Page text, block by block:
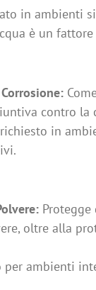
in ambienti
è un
contro la
in
oltre alla
per ambienti